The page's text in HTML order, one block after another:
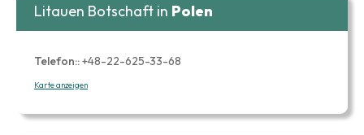
Litauen Botschaft in Polen
Telefon::+48-22-625-33-68
Karte anzeigen